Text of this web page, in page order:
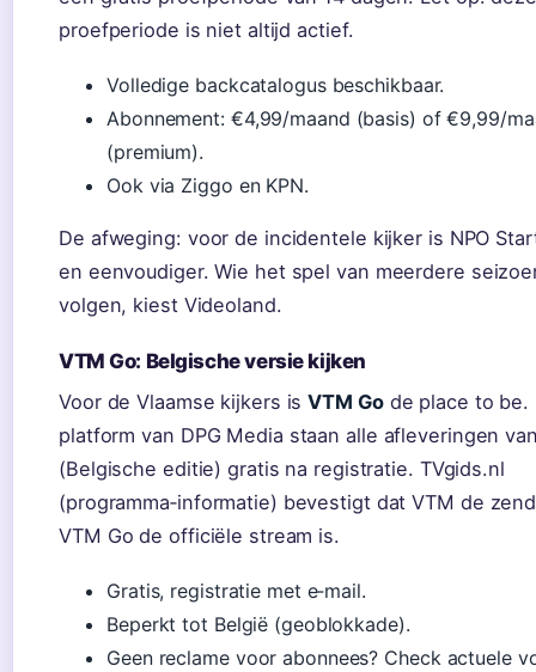
proefperiode is niet altijd actief.
Volledige backcatalogus beschikbaar.
Abonnement: €4,99/maand (basis) of €9,99/
(premium).
Ook via Ziggo en KPN.
De afweging: voor de incidentele kijker is NPO
en eenvoudiger. Wie het spel van meerdere
volgen, kiest Videoland.
VTM Go: Belgische versie kijken
Voor de Vlaamse kijkers isVTM Gode place to be.
platform van DPG Media staan alle afleveringen
(Belgische editie) gratis na registratie. TVgids.nl
(programma‑informatie) bevestigt dat VTM de
VTM Go de officiële stream is.
Gratis, registratie met e‑mail.
Beperkt tot België (geoblokkade).
Geen reclame voor abonnees? Check actuele